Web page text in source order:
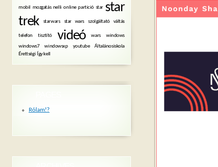
mobil mozgatás nelli online partició star star
trek
starwars star wars szolgáltató váltás
telefon tisztító videó wars windows
windows7 windowsxp youtube
Általánosiskola
Érettségi Így kell
Rólam!?